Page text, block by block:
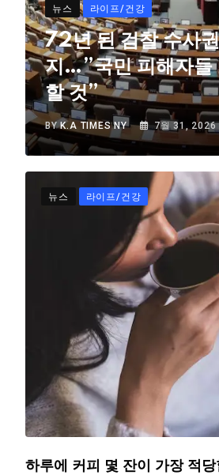
뉴스 라이프/건강
72년 된 검찰 수사
지…”국민 피해자들
할 것”
BYK.A TIMES NY 7월 31, 2026
뉴스 라이프/건강
하루에 커피 몇 잔이 가장 적